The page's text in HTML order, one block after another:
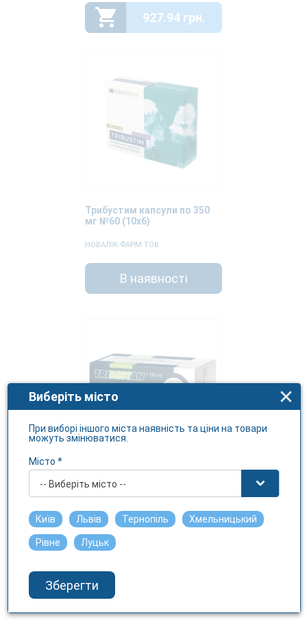
927.94 грн.
Трибустим капсули по 350
мг №60 (10х6)
НОВАЛІК-ФАРМ ТОВ
В наявності
250мг №60
СОФАРМА АТ
Виберіть місто
При виборі іншого міста наявність та ціни на товари
можуть змінюватися.
Місто *
-- Виберіть місто --
Київ Львів Тернопіль Хмельницький
Рівне Луцьк
Зберегти